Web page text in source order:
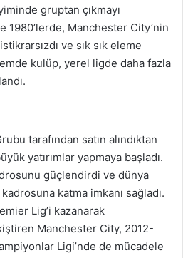
gruptan çıkmayı
1980’lerde, Manchester City’nin
ve sık sık eleme
kulüp, yerel ligde daha fazla
tarafından satın alındıktan
yatırımlar yapmaya başladı.
güçlendirdi ve dünya
katma imkanı sağladı.
Lig’i kazanarak
Manchester City, 2012-
Ligi’nde de mücadele